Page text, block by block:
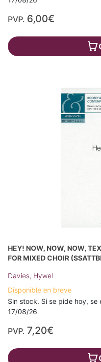
PVP. 6,00€
HEY! NOW, NOW, NOW,
FOR MIXED CHOIR
Davies, Hywel
Disponible en breve
Sin stock. Si se pide hoy,
17/08/26
PVP. 7,20€